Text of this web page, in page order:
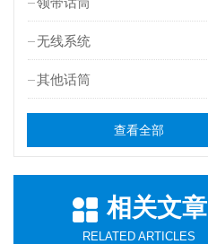
无线系统
其他话筒
查看全部
相关文章
RELATED ARTICLES